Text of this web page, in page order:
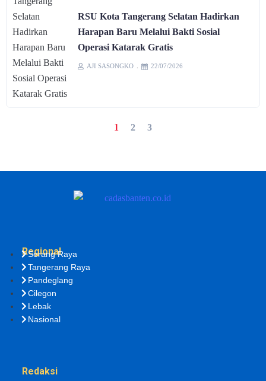
RSU Kota Tangerang Selatan Hadirkan
Harapan Baru Melalui Bakti Sosial
Operasi Katarak Gratis
AJI SASONGKO 22/07/2026
1 2 3
Regional
Serang Raya
Tangerang Raya
Pandeglang
Cilegon
Lebak
Nasional
Redaksi